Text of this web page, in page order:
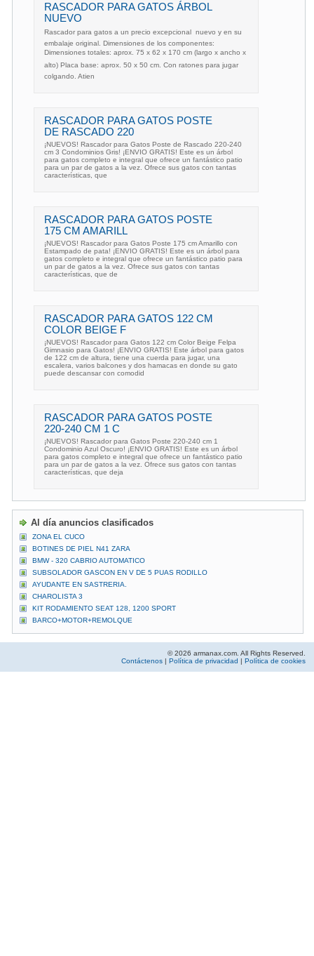
RASCADOR PARA GATOS ÁRBOL
NUEVO
Rascador para gatos a un precio excepcional  nuevo y en su
embalaje original. Dimensiones de los componentes:
Dimensiones totales: aprox. 75 x 62 x 170 cm (largo x ancho x
alto) Placa base: aprox. 50 x 50 cm. Con ratones para jugar
colgando. Atien
RASCADOR PARA GATOS POSTE
DE RASCADO 220
¡NUEVOS! Rascador para Gatos Poste de Rascado 220-240
cm 3 Condominios Gris! ¡ENVIO GRATIS! Este es un árbol
para gatos completo e integral que ofrece un fantástico patio
para un par de gatos a la vez. Ofrece sus gatos con tantas
características, que
RASCADOR PARA GATOS POSTE
175 CM AMARILL
¡NUEVOS! Rascador para Gatos Poste 175 cm Amarillo con
Estampado de pata! ¡ENVIO GRATIS! Este es un árbol para
gatos completo e integral que ofrece un fantástico patio para
un par de gatos a la vez. Ofrece sus gatos con tantas
características, que de
RASCADOR PARA GATOS 122 CM
COLOR BEIGE F
¡NUEVOS! Rascador para Gatos 122 cm Color Beige Felpa
Gimnasio para Gatos! ¡ENVIO GRATIS! Este árbol para gatos
de 122 cm de altura, tiene una cuerda para jugar, una
escalera, varios balcones y dos hamacas en donde su gato
puede descansar con comodid
RASCADOR PARA GATOS POSTE
220-240 CM 1 C
¡NUEVOS! Rascador para Gatos Poste 220-240 cm 1
Condominio Azul Oscuro! ¡ENVIO GRATIS! Este es un árbol
para gatos completo e integral que ofrece un fantástico patio
para un par de gatos a la vez. Ofrece sus gatos con tantas
características, que deja
Al día anuncios clasificados
ZONA EL CUCO
BOTINES DE PIEL N41 ZARA
BMW - 320 CABRIO AUTOMATICO
SUBSOLADOR GASCON EN V DE 5 PUAS RODILLO
AYUDANTE EN SASTRERIA.
CHAROLISTA 3
KIT RODAMIENTO SEAT 128, 1200 SPORT
BARCO+MOTOR+REMOLQUE
© 2026 armanax.com. All Rights Reserved.
Contáctenos | Política de privacidad | Política de cookies